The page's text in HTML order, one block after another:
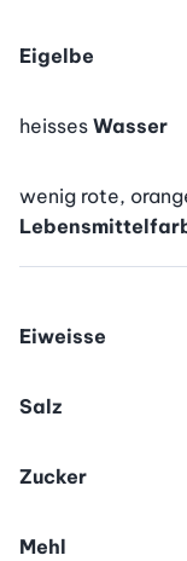
Eigelbe
heisses Wasser
wenig rote,
Eiweisse
Salz
Zucker
Mehl